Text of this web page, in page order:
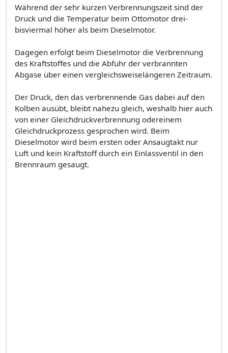
Während der sehr kurzen Verbrennungszeit sind der
Druck und die Temperatur beim Ottomotor drei-
bisviermal höher als beim Dieselmotor.
Dagegen erfolgt beim Dieselmotor die Verbrennung
des Kraftstoffes und die Abfuhr der verbrannten
Abgase über einen vergleichsweiselängeren Zeitraum.
Der Druck, den das verbrennende Gas dabei auf den
Kolben ausübt, bleibt nahezu gleich, weshalb hier auch
von einer Gleichdruckverbrennung odereinem
Gleichdruckprozess gesprochen wird. Beim
Dieselmotor wird beim ersten oder Ansaugtakt nur
Luft und kein Kraftstoff durch ein Einlassventil in den
Brennraum gesaugt.